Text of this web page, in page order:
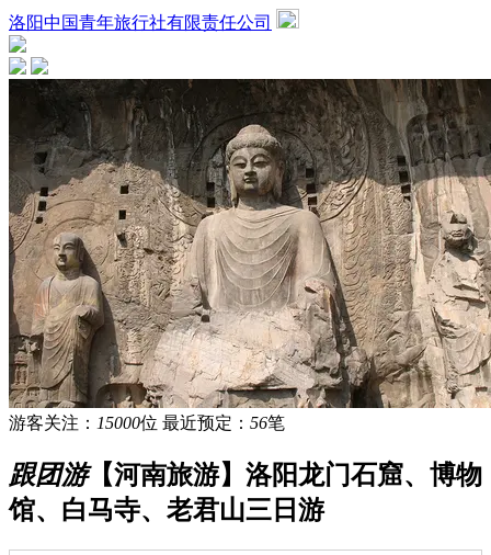
洛阳中国青年旅行社有限责任公司
游客关注： 15000位 最近预定： 56笔
跟团游【河南旅游】洛阳龙门石窟、博物
馆、白马寺、老君山三日游